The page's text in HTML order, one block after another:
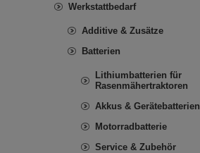
Werkstattbedarf
Additive & Zusätze
Batterien
Lithiumbatterien für
Rasenmähertraktoren
Akkus & Gerätebatterien
Motorradbatterie
Service & Zubehör